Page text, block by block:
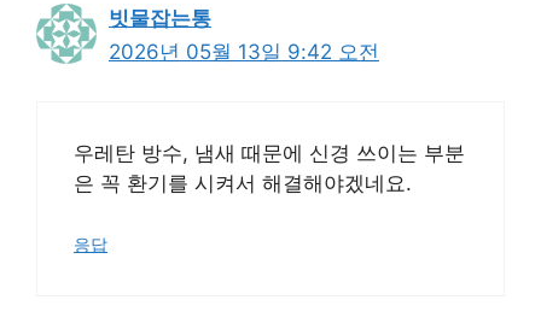
빗물잡는통
2026년 05월 13일 9:42 오전
우레탄 방수, 냄새 때문에 신경 쓰이는 부분
은 꼭 환기를 시켜서 해결해야겠네요.
응답